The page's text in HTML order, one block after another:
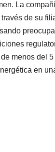
La
de su
menos del
en